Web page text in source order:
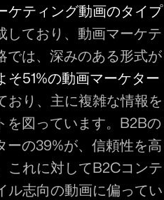
ケティング動画のタイプ
しており、動画マーケテ
では、深みのある形式が
そ51%の動画マーケター
おり、主に複雑な情報を
を図っています。B2Bの
ーの39%が、信頼性を高
これに対してB2Cコンテ
ル志向の動画に偏ってい